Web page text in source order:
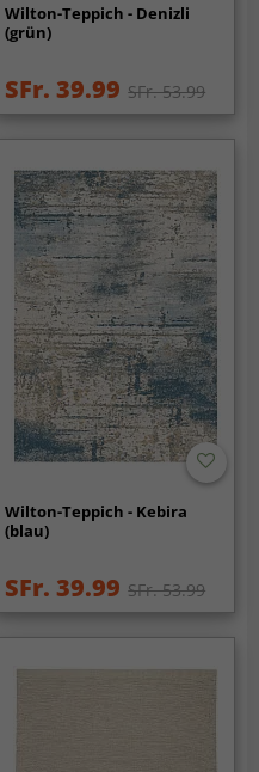
Wilton-Teppich - Denizli
(grün)
SFr. 39.99 SFr. 53.99
Wilton-Teppich - Kebira
(blau)
SFr. 39.99 SFr. 53.99